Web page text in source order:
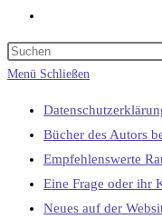
umschalten
Menü Schließen
Bücher des Autors
Empfehlenswerte
Eine Frage oder ihr
Neues auf der